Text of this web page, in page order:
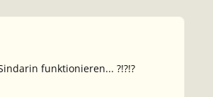
funktionieren... ?!?!?